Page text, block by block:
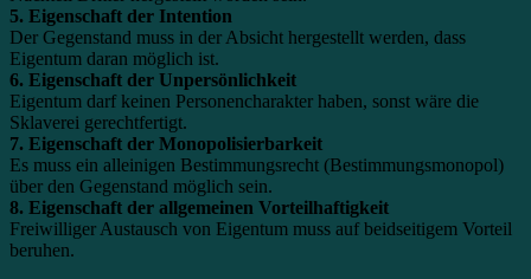
5. Eigenschaft der Intention
Der Gegenstand muss in der Absicht hergestellt werden, dass
Eigentum daran möglich ist.
6. Eigenschaft der Unpersönlichkeit
Eigentum darf keinen Personencharakter haben, sonst wäre die
Sklaverei gerechtfertigt.
7. Eigenschaft der Monopolisierbarkeit
Es muss ein alleinigen Bestimmungsrecht (Bestimmungsmonopol)
über den Gegenstand möglich sein.
8. Eigenschaft der allgemeinen Vorteilhaftigkeit
Freiwilliger Austausch von Eigentum muss auf beidseitigem Vorteil
beruhen.